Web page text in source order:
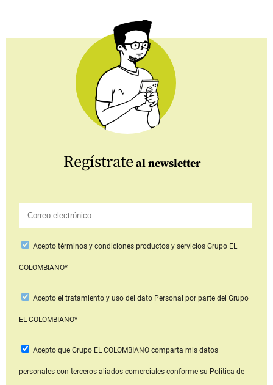
Regístrate al newsletter
Aceptotérminos y condiciones productos y serviciosGrupo EL
COLOMBIANO*
Acepto el tratamiento y uso del dato Personal por parte del Grupo
EL COLOMBIANO*
Acepto que Grupo EL COLOMBIANOcomparta mis datos
personales con terceros aliados comerciales conforme su Política de